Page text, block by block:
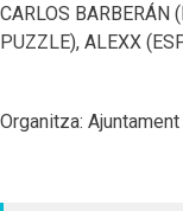
CARLOS BARBERÁN
PUZZLE), ALEXX
Organitza: Ajuntament